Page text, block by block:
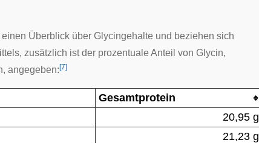
Überblick über Glycingehalte und beziehen sich
zusätzlich ist der prozentuale Anteil von Glycin,
angegeben: [7]
Gesamtprotein
20,95 g
21,23 g